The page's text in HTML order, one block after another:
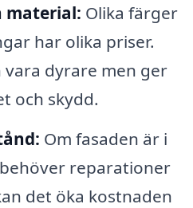
material: Olika färger
har olika priser.
vara dyrare men ger
och skydd.
Om fasaden är i
reparationer
det öka kostnaden